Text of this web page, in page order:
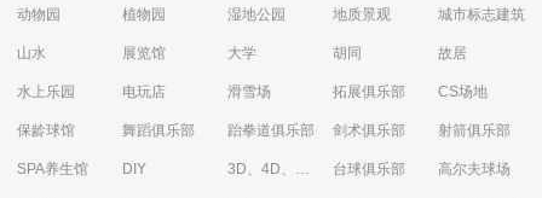
动物园 植物园 湿地公园 地质景观 城市标志建筑
山水 展览馆 大学 胡同 故居
水上乐园 电玩店 滑雪场 拓展俱乐部 CS场地
保龄球馆 舞蹈俱乐部 跆拳道俱乐部 剑术俱乐部 射箭俱乐部
SPA养生馆 DIY 3D、4D、5D艺术体验馆 台球俱乐部 高尔夫球场